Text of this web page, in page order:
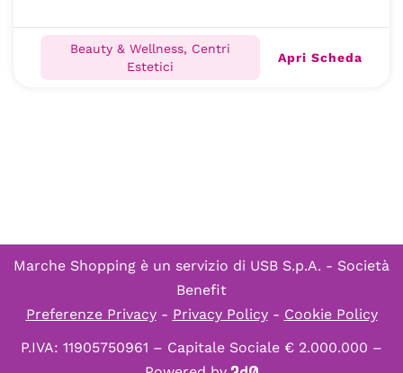
Beauty & Wellness, Centri
Estetici
Apri Scheda
Marche Shopping è un servizio di USB S.p.A. - Società
Benefit
Preferenze Privacy- Privacy Policy- Cookie Policy
P.IVA: 11905750961 – Capitale Sociale € 2.000.000 –